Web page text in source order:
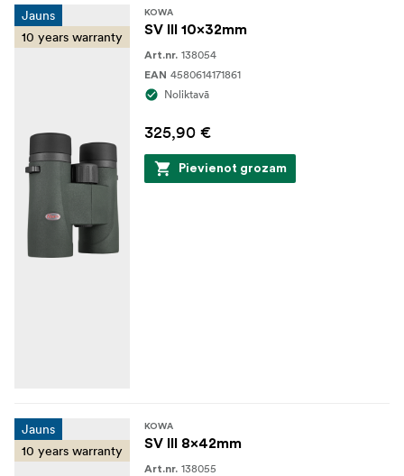
Jauns
10 years warranty
KOWA
SV III 10x32mm
Art.nr. 138054
EAN 4580614171861
Noliktavā
325,90 €
Pievienot grozam
Jauns
10 years warranty
KOWA
SV III 8x42mm
Art.nr. 138055